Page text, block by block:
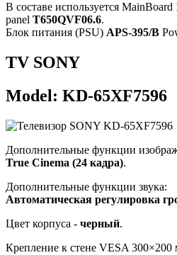
В составе используется MainBoard
panel T650QVF06.6.
Блок питания (PSU) APS-395/B
TV SONY
Model: KD-65XF7596
Дополнительные функции
True Cinema (24 кадра).
Дополнительные функции звука:
Автоматическая регулировка
Цвет корпуса - черный.
Крепление к стене VESA 300×200